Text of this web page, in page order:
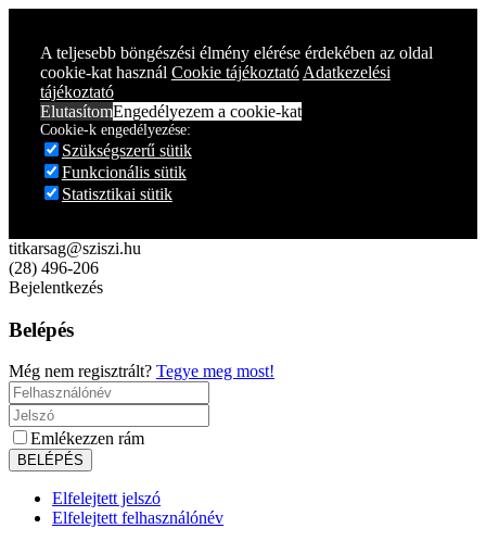
A teljesebb böngészési élmény elérése érdekében az oldal
cookie-kat használ Cookie tájékoztató Adatkezelési
tájékoztató
ElutasítomEngedélyezem a cookie-kat
Cookie-k engedélyezése:
Szükségszerű sütik
Funkcionális sütik
Statisztikai sütik
titkarsag@sziszi.hu
(28) 496-206
Bejelentkezés
Belépés
Még nem regisztrált? Tegye meg most!
Emlékezzen rám
Elfelejtett jelszó
Elfelejtett felhasználónév